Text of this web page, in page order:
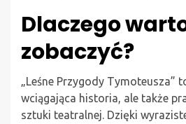
Dlaczego
zobaczyć?
„Leśne Przygody Tymoteusza”
wciągająca historia, ale także
sztuki teatralnej. Dzięki